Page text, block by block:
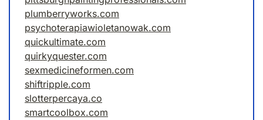
plumberryworks.com
psychoterapiawioletanowak.com
quickultimate.com
quirkyquester.com
sexmedicineformen.com
shiftripple.com
slotterpercaya.co
smartcoolbox.com